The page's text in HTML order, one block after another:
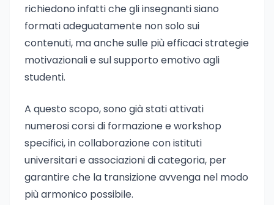
richiedono infatti che gli insegnanti siano
formati adeguatamente non solo sui
contenuti, ma anche sulle più efficaci strategie
motivazionali e sul supporto emotivo agli
studenti.
A questo scopo, sono già stati attivati
numerosi corsi di formazione e workshop
specifici, in collaborazione con istituti
universitari e associazioni di categoria, per
garantire che la transizione avvenga nel modo
più armonico possibile.